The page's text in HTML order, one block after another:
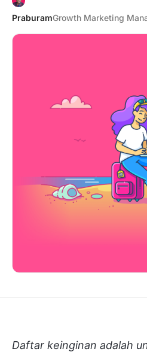
PraburamGrowth Marketing
Daftar keinginan adalah